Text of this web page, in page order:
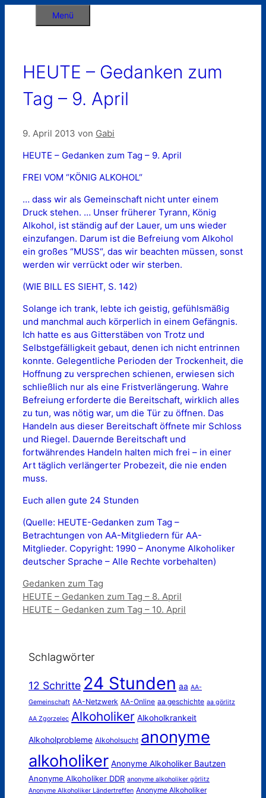
Menü
HEUTE – Gedanken zum
Tag – 9. April
9. April 2013 von Gabi
HEUTE – Gedanken zum Tag – 9. April
FREI VOM “KÖNIG ALKOHOL“
… dass wir als Gemeinschaft nicht unter einem
Druck stehen. … Unser früherer Tyrann, König
Alkohol, ist ständig auf der Lauer, um uns wieder
einzufangen. Darum ist die Befreiung vom Alkohol
ein großes “MUSS“, das wir beachten müssen, sonst
werden wir verrückt oder wir sterben.
(WIE BILL ES SIEHT, S. 142)
Solange ich trank, lebte ich geistig, gefühlsmäßig
und manchmal auch körperlich in einem Gefängnis.
Ich hatte es aus Gitterstäben von Trotz und
Selbstgefälligkeit gebaut, denen ich nicht entrinnen
konnte. Gelegentliche Perioden der Trockenheit, die
Hoffnung zu versprechen schienen, erwiesen sich
schließlich nur als eine Fristverlängerung. Wahre
Befreiung erforderte die Bereitschaft, wirklich alles
zu tun, was nötig war, um die Tür zu öffnen. Das
Handeln aus dieser Bereitschaft öffnete mir Schloss
und Riegel. Dauernde Bereitschaft und
fortwährendes Handeln halten mich frei – in einer
Art täglich verlängerter Probezeit, die nie enden
muss.
Euch allen gute 24 Stunden
(Quelle: HEUTE-Gedanken zum Tag –
Betrachtungen von AA-Mitgliedern für AA-
Mitglieder. Copyright: 1990 – Anonyme Alkoholiker
deutscher Sprache – Alle Rechte vorbehalten)
Kategorien
Gedanken zum Tag
HEUTE – Gedanken zum Tag – 8. April
HEUTE – Gedanken zum Tag – 10. April
Schlagwörter
12 Schritte 24 Stunden aa AA-
Gemeinschaft AA-Netzwerk AA-Online aa geschichte aa görlitz
AA Zgorzelec Alkoholiker Alkoholkrankeit
Alkoholprobleme Alkoholsucht anonyme
alkoholiker Anonyme Alkoholiker Bautzen
Anonyme Alkoholiker DDR anonyme alkoholiker görlitz
Anonyme Alkoholiker Ländertreffen Anonyme Alkoholiker